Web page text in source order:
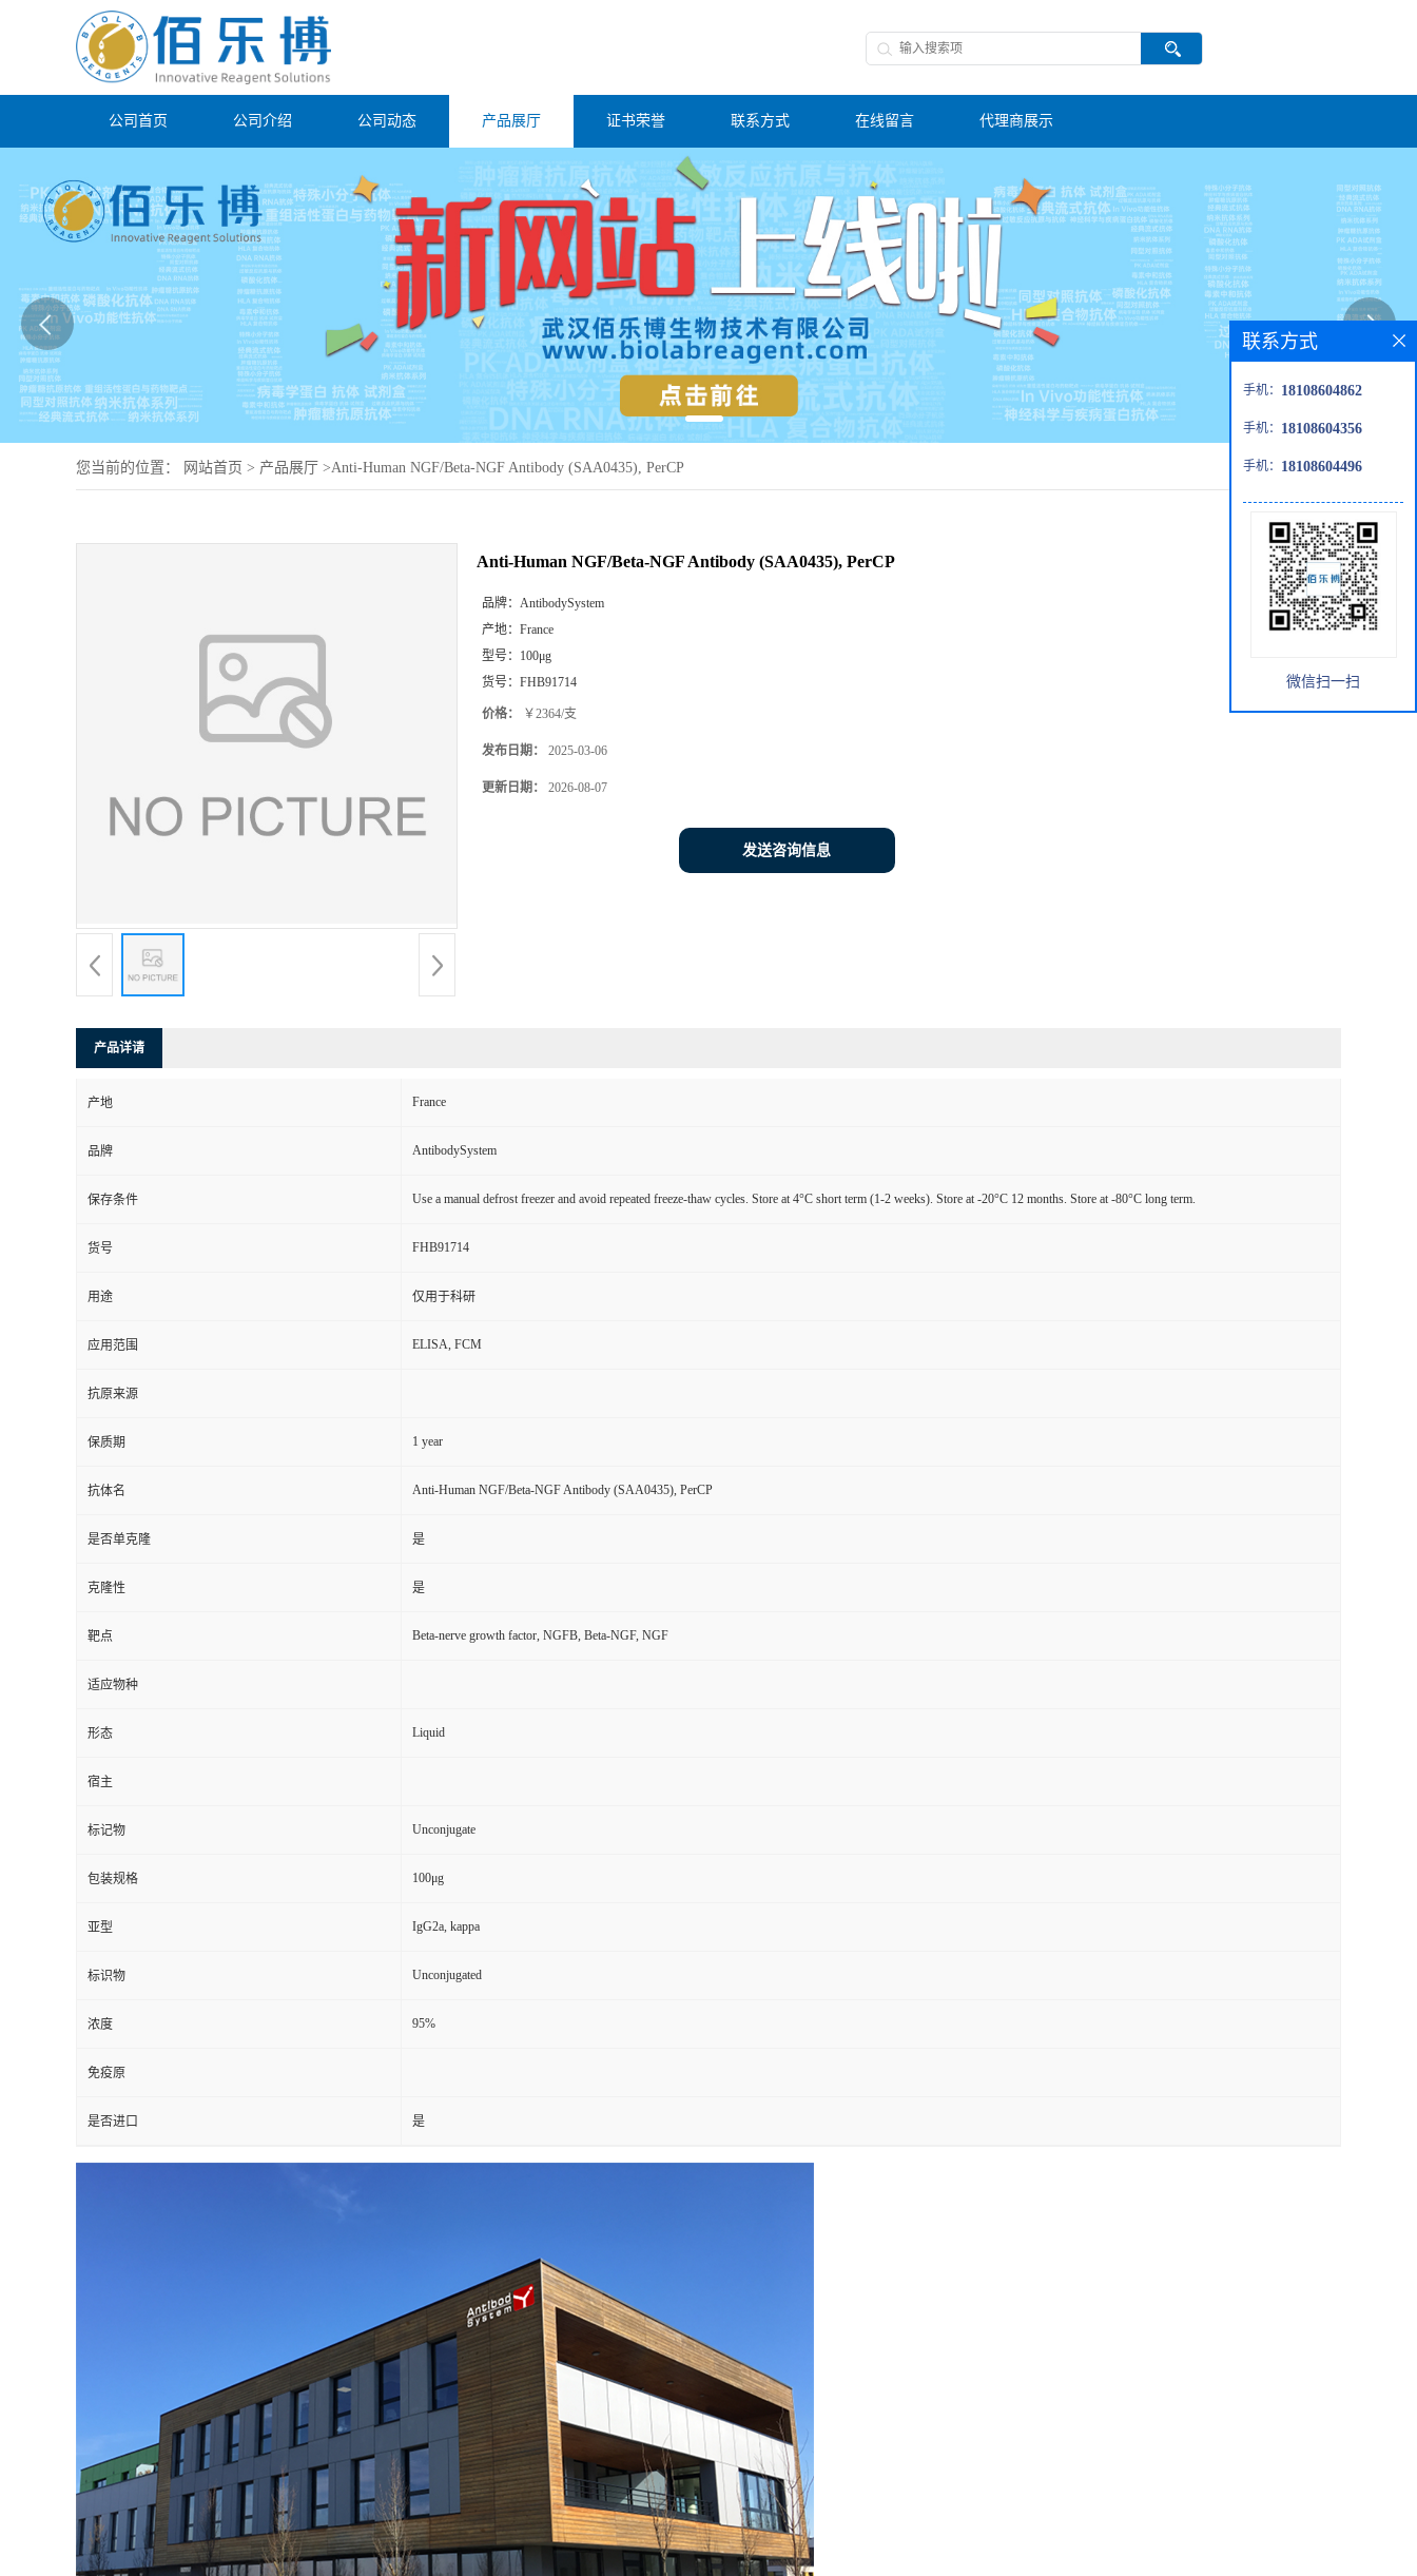
公司首页 公司介绍 公司动态 产品展厅 证书荣誉 联系方式 在线留言 代理商展示
您当前的位置： 网站首页 > 产品展厅 >Anti-Human NGF/Beta-NGF Antibody (SAA0435), PerCP
Anti-Human NGF/Beta-NGF Antibody (SAA0435), PerCP
品牌： AntibodySystem
产地： France
型号： 100μg
货号： FHB91714
价格： ￥2364/支
发布日期： 2025-03-06
更新日期： 2026-08-07
发送咨询信息
产品详请
产地 France
品牌 AntibodySystem
保存条件 Use a manual defrost freezer and avoid repeated freeze-thaw cycles. Store at 4°C short term (1-2 weeks). Store at -20°C 12 months. Store at -80°C long term.
货号 FHB91714
用途 仅用于科研
应用范围 ELISA, FCM
抗原来源
保质期 1 year
抗体名 Anti-Human NGF/Beta-NGF Antibody (SAA0435), PerCP
是否单克隆 是
克隆性 是
靶点 Beta-nerve growth factor, NGFB, Beta-NGF, NGF
适应物种
形态 Liquid
宿主
标记物 Unconjugate
包装规格 100μg
亚型 IgG2a, kappa
标识物 Unconjugated
浓度 95%
免疫原
是否进口 是
联系方式
手机： 18108604862
手机： 18108604356
手机： 18108604496
微信扫一扫